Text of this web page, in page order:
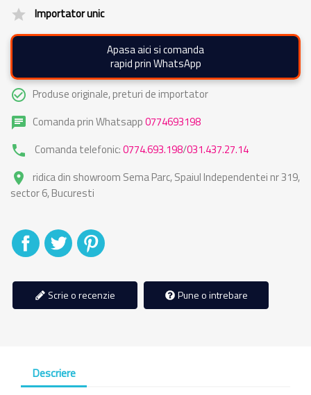
grade Importator unic
Apasa aici si comanda
rapid prin WhatsApp
check_circle_outline Produse originale, preturi de importator
chat Comanda prin Whatsapp0774693198
phone Comanda telefonic:0774.693.198/031.437.27.14
place
ridica din showroom Sema Parc, Spaiul Independentei nr 319,
sector 6, Bucuresti
DistribuitiTweet
Scrie o recenzie Pune o intrebare
Descriere